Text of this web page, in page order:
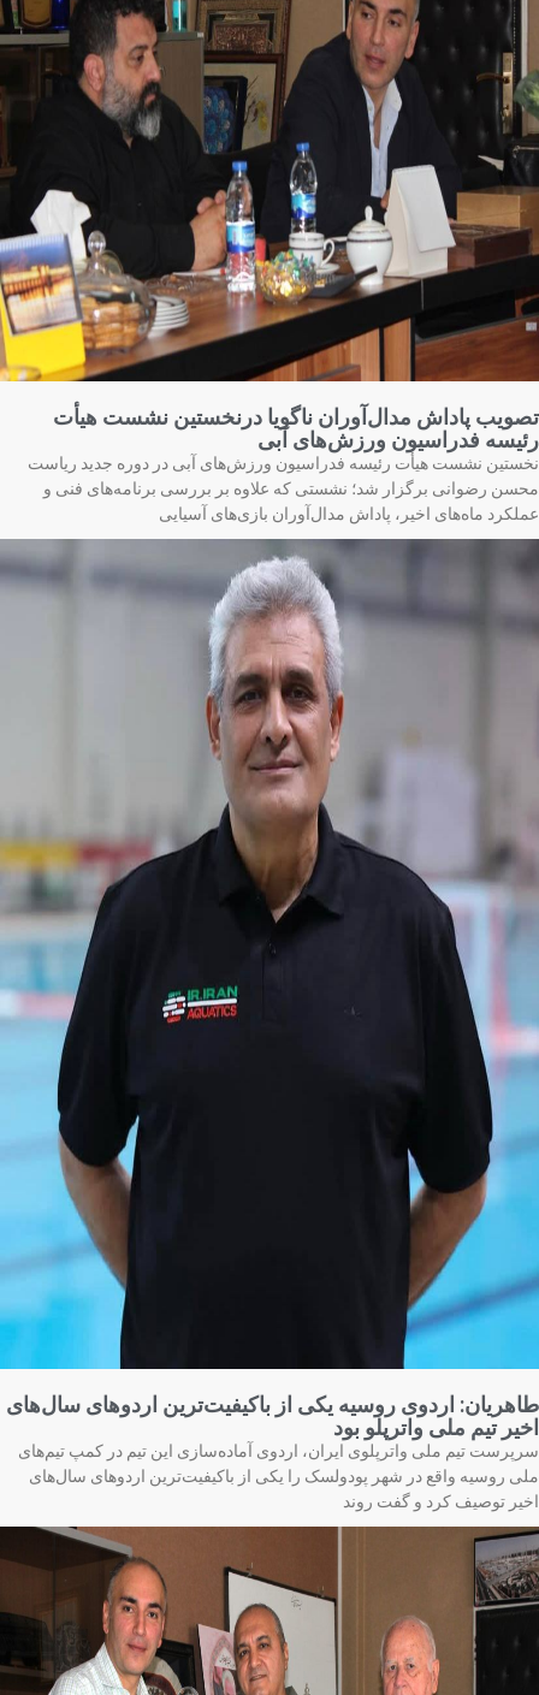
پاداش مدال‌آوران ناگویا درنخستین نشست هیأت
فدراسیون ورزش‌های آبی
نشست هیأت رئیسه فدراسیون ورزش‌های آبی در دوره جدید ریاست
رضوانی برگزار شد؛ نشستی که علاوه بر بررسی برنامه‌های فنی و
ماه‌های اخیر، پاداش مدال‌آوران بازی‌های آسیایی
اردوی روسیه یکی از باکیفیت‌ترین اردوهای سال‌های
تیم ملی واترپلو بود
تیم ملی واترپلوی ایران، اردوی آماده‌سازی این تیم در کمپ تیم‌های
روسیه واقع در شهر پودولسک را یکی از باکیفیت‌ترین اردوهای سال‌های
توصیف کرد و گفت روند